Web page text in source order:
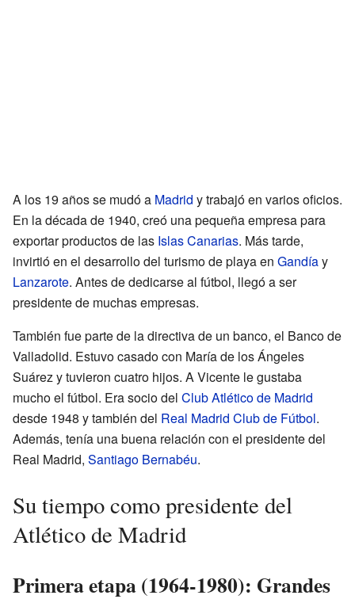
A los 19 años se mudó a Madrid y trabajó en varios oficios.
En la década de 1940, creó una pequeña empresa para
exportar productos de las Islas Canarias. Más tarde,
invirtió en el desarrollo del turismo de playa en Gandíay
Lanzarote. Antes de dedicarse al fútbol, llegó a ser
presidente de muchas empresas.
También fue parte de la directiva de un banco, el Banco de
Valladolid. Estuvo casado con María de los Ángeles
Suárez y tuvieron cuatro hijos. A Vicente le gustaba
mucho el fútbol. Era socio del Club Atlético de Madrid
desde 1948 y también del Real Madrid Club de Fútbol.
Además, tenía una buena relación con el presidente del
Real Madrid, Santiago Bernabéu.
Su tiempo como presidente del
Atlético de Madrid
Primera etapa (1964-1980): Grandes